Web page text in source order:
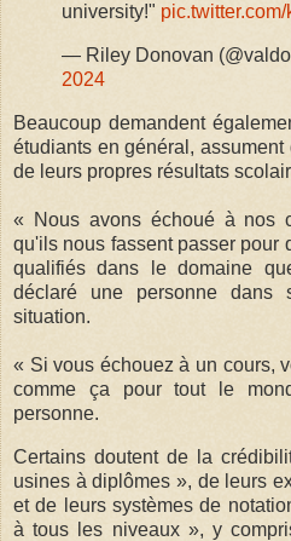
university!"
— Riley Donovan
2024
Beaucoup demandent
étudiants en général,
de leurs propres résultats
« Nous avons échoué à nos
qu'ils nous fassent passer pour
qualifiés dans le domaine
déclaré une personne dans
situation.
« Si vous échouez à un cours,
comme ça pour tout le
personne.
Certains doutent de la
usines à diplômes », de leurs
et de leurs systèmes de
à tous les niveaux », y